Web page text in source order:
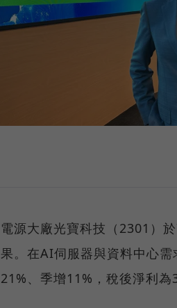
電源大廠光寶科技（2301）
果。在AI伺服器與資料中心
21%、季增11%，稅後淨利為